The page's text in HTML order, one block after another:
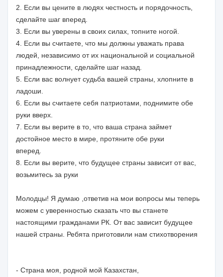
2. Если вы цените в людях честность и порядочность,
сделайте шаг вперед.
3. Если вы уверены в своих силах, топните ногой.
4. Если вы считаете, что мы должны уважать права
людей, независимо от их национальной и социальной
принадлежности, сделайте шаг назад.
5. Если вас волнует судьба вашей страны, хлопните в
ладоши.
6. Если вы считаете себя патриотами, поднимите обе
руки вверх.
7. Если вы верите в то, что ваша страна займет
достойное место в мире, протяните обе руки
вперед.
8. Если вы верите, что будущее страны зависит от вас,
возьмитесь за руки
Молодцы! Я думаю ,ответив на мои вопросы мы теперь
можем с уверенностью сказать что вы станете
настоящими гражданами РК. От вас зависит будущее
нашей страны. Ребята приготовили нам стихотворения
- Страна моя, родной мой Казахстан,